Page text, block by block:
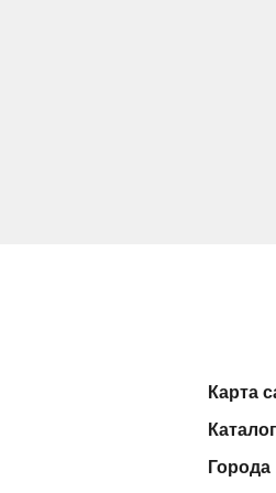
Карта
Города